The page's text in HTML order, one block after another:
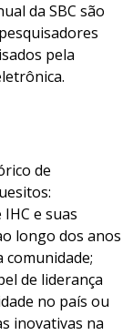
da SBC são
pela
de
e suas
longo dos anos
de liderança
no país ou
inovativas na